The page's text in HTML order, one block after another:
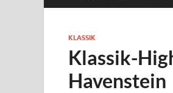
KLASSIK
Klassik-
Havenstein